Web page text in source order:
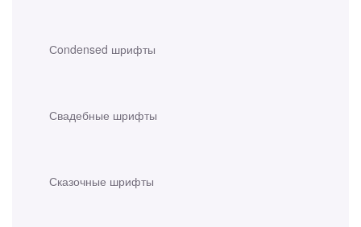
Сondensed шрифты
Свадебные шрифты
Сказочные шрифты